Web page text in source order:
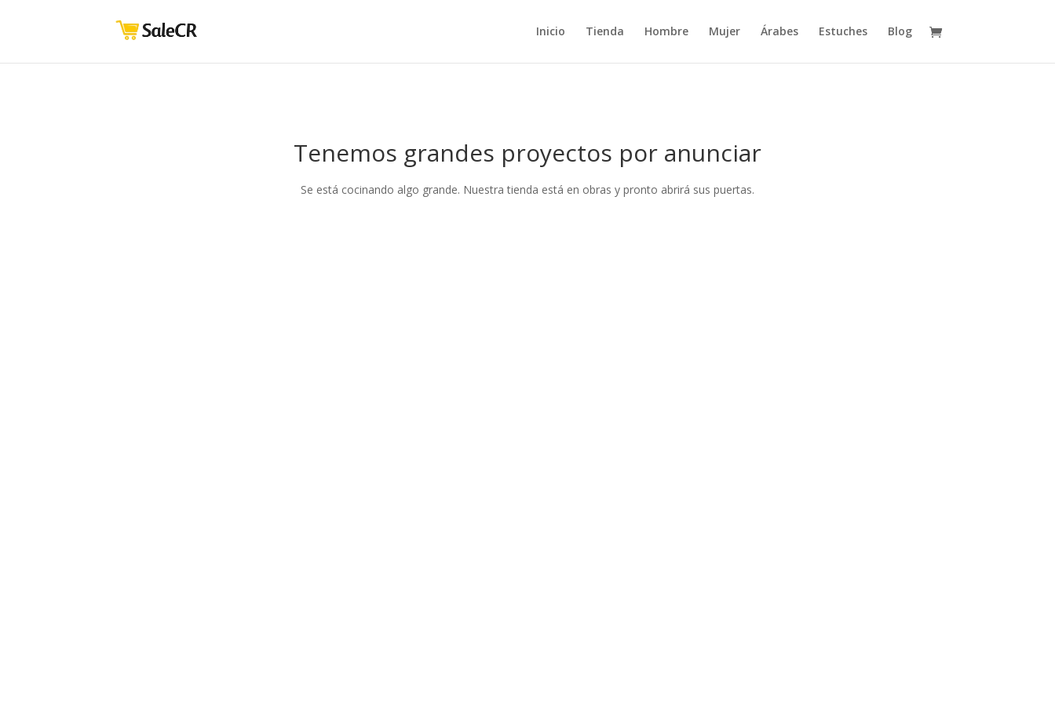
Inicio Tienda Hombre Mujer Árabes Estuches Blog
Tenemos grandes proyectos por anunciar
Se está cocinando algo grande. Nuestra tienda está en obras y pronto abrirá sus puertas.